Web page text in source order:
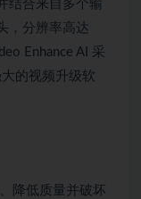
结合来自多个输
，分辨率高达
Enhance AI 采
的视频升级软
降低质量并破坏